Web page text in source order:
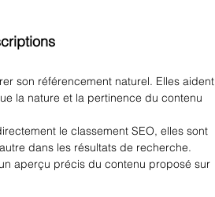
son référencement naturel. Elles aident
la nature et la pertinence du contenu
le classement SEO, elles sont
dans les résultats de recherche.
aperçu précis du contenu proposé sur